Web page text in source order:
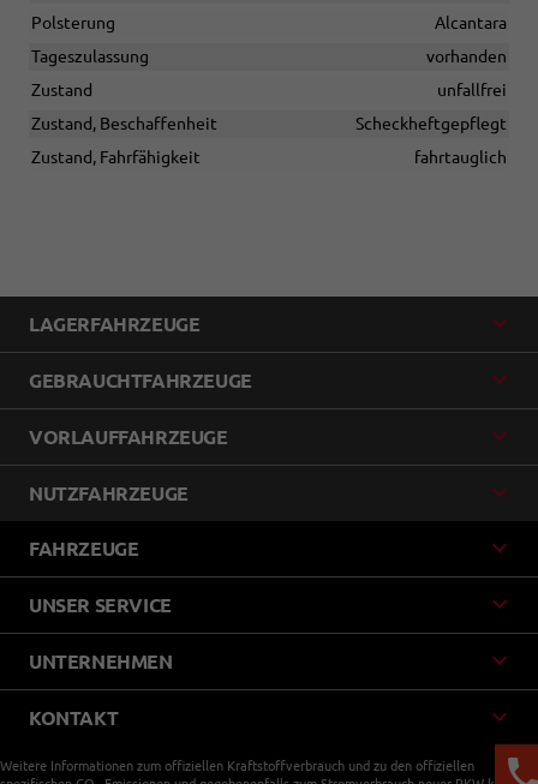
Polsterung
Alcantara
Tageszulassung
vorhanden
Zustand
unfallfrei
Zustand, Beschaffenheit
Scheckheftgepflegt
Zustand, Fahrfähigkeit
fahrtauglich
LAGERFAHRZEUGE
GEBRAUCHTFAHRZEUGE
VORLAUFFAHRZEUGE
NUTZFAHRZEUGE
FAHRZEUGE
UNSER SERVICE
UNTERNEHMEN
KONTAKT
Weitere Informationen zum offiziellen Kraftstoffverbrauch und zu den offiziellen